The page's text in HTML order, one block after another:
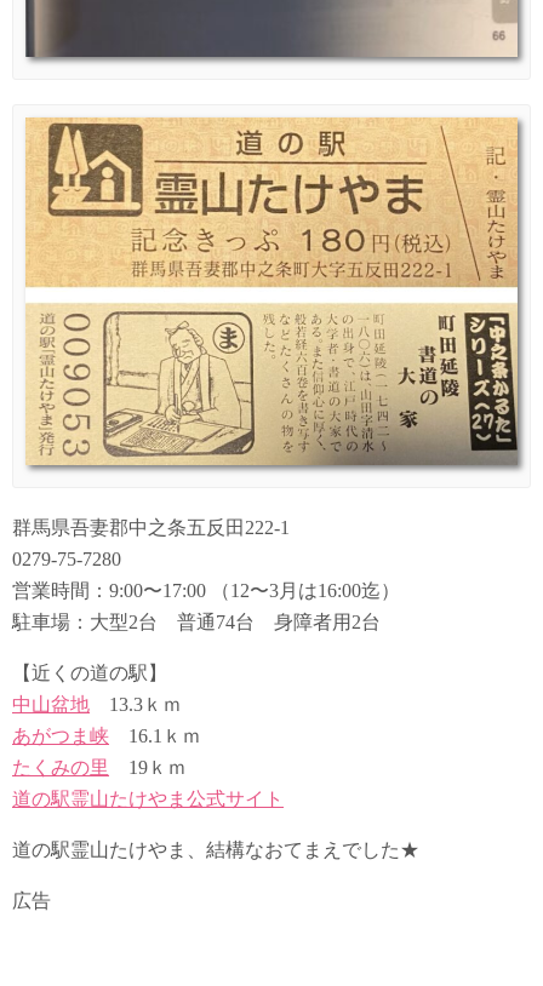
群馬県吾妻郡中之条五反田222-1
0279-75-7280
営業時間：9:00〜17:00 （12〜3月は16:00迄）
駐車場：大型2台 普通74台 身障者用2台
【近くの道の駅】
中山盆地 13.3ｋｍ
あがつま峡 16.1ｋｍ
たくみの里
19ｋｍ
道の駅霊山たけやま公式サイト
道の駅霊山たけやま、結構なおてまえでした★
広告